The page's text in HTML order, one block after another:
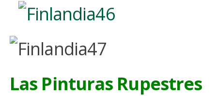
Las Pinturas Rupestres